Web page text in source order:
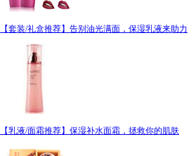
【套装/礼盒推荐】告别油光满面，保湿乳液来助力
【乳液/面霜推荐】保湿补水面霜，拯救你的肌肤